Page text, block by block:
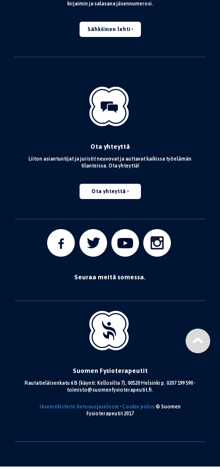
kirjaimin ja salasana jäsennumerosi.
Sähköinen lehti
Ota yhteyttä
Liiton asiantuntijat ja juristit neuvovat ja auttavat kaikissa työelämän
tilanteissa. Ota yhteyttä!
Ota yhteyttä
Seuraa meitä somessa.
Suomen Fysioterapeutit
Rautatieläisenkatu 6 B (käynti: Kellosilta 7), 00520 Helsinki p. 0207 199 590 •
toimisto@suomenfysioterapeutit.fi.
Jäsenrekisterin tietosuojaseloste • Cookie policy© Suomen
Fysioterapeutit 2017